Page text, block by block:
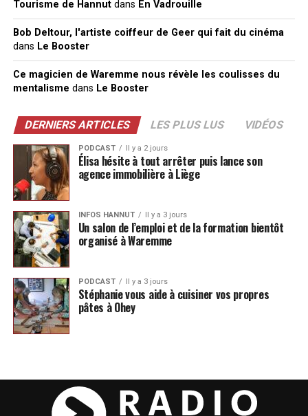
Tourisme de Hannutdans En Vadrouille
Bob Deltour, l'artiste coiffeur de Geer qui fait du cinéma
dans Le Booster
Ce magicien de Waremme nous révèle les coulisses du
mentalisme dans Le Booster
DERNIERS ARTICLES LES PLUS LUS VIDÉOS
PODCAST Il y a 2 jours
Élisa hésite à tout arrêter puis lance son
agence immobilière à Liège
INFOS HANNUT Il y a 3 jours
Un salon de l’emploi et de la formation bientôt
organisé à Waremme
PODCAST Il y a 3 jours
Stéphanie vous aide à cuisiner vos propres
pâtes à Ohey